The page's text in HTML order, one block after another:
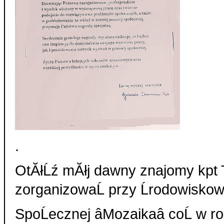
.
OtĂłĹź mĂłj dawny znajomy
zorganizowaĹ przy
SpoĹecznej âMozaikaâ coĹ